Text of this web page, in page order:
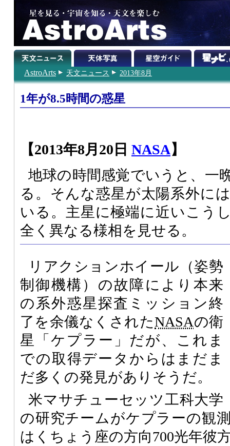
AstroArts 天文ニュース 2013年8月
1年が8.5時間の惑星
【2013年8月20日 NASA】
地球の時間感覚でいうと、一
る。そんな惑星が太陽系外に
いる。主星に極端に近いこう
全く異なる様相を見せる。
リアクションホイール（姿勢
制御機構）の故障により本来
の系外惑星探査ミッション終
了を余儀なくされたNASAの衛
星「ケプラー」だが、これま
での取得データからはまだま
だ多くの発見がありそうだ。
米マサチューセッツ工科大学
の研究チームがケプラーの観
はくちょう座の方向700光年彼